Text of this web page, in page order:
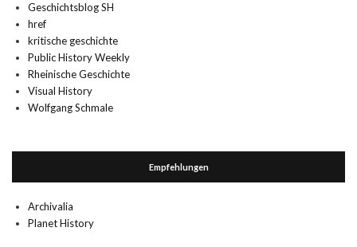
Geschichtsblog SH
href
kritische geschichte
Public History Weekly
Rheinische Geschichte
Visual History
Wolfgang Schmale
Empfehlungen
Archivalia
Planet History